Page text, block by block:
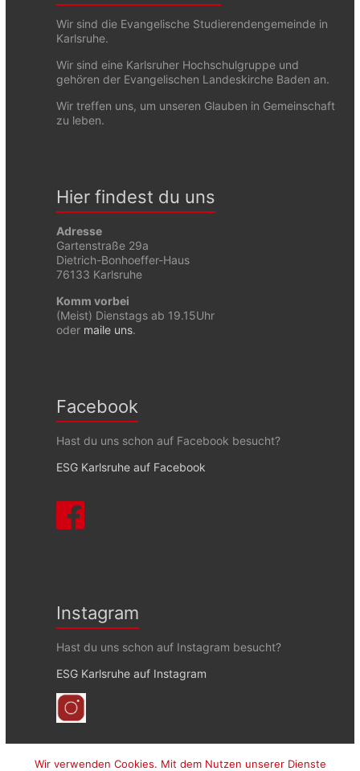
Wir sind die Evangelische Studierendengemeinde in
Karlsruhe.
Wir sind eine Karlsruher Hochschulgruppe und
gehören der Evangelischen Landeskirche Baden an.
Wir treffen uns, um unseren Glauben in Gemeinschaft
zu leben.
Hier findest du uns
Adresse
Gartenstraße 29a
Dietrich-Bonhoeffer-Haus
76133 Karlsruhe
Komm vorbei
(Meist) Dienstags ab 19.15Uhr
oder maile uns.
Facebook
Hast du uns schon auf Facebook besucht?
ESG Karlsruhe auf Facebook
Instagram
Hast du uns schon auf Instagram besucht?
ESG Karlsruhe auf Instagram
Wir verwenden Cookies. Mit dem Nutzen unserer Dienste